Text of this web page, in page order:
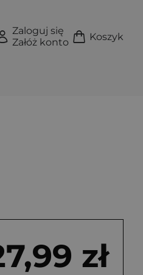
Zaloguj się
Załóż konto
Koszyk
zł